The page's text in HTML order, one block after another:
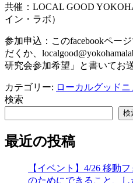
共催：LOCAL GOOD
イン・ラボ）
参加申込：このfacebookペー
だくか、
研究会参加希望」と書いてお
カテゴリー: ローカルグッドニ
検索
検
最近の投稿
【イベント】4/26 移動
のためにできること、